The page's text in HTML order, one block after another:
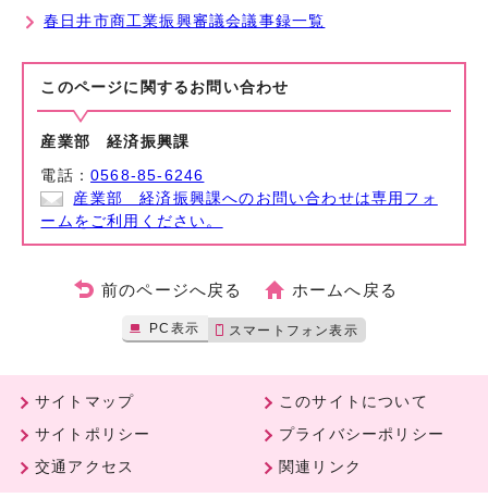
春日井市商工業振興審議会議事録一覧
このページに関する お問い合わせ
産業部 経済振興課
電話：0568-85-6246
産業部 経済振興課へのお問い合わせは専用フォ
ームをご利用ください。
前のページへ戻る ホームへ戻る
PC表示 スマートフォン表示
サイトマップ
このサイトについて
サイトポリシー
プライバシーポリシー
交通アクセス
関連リンク